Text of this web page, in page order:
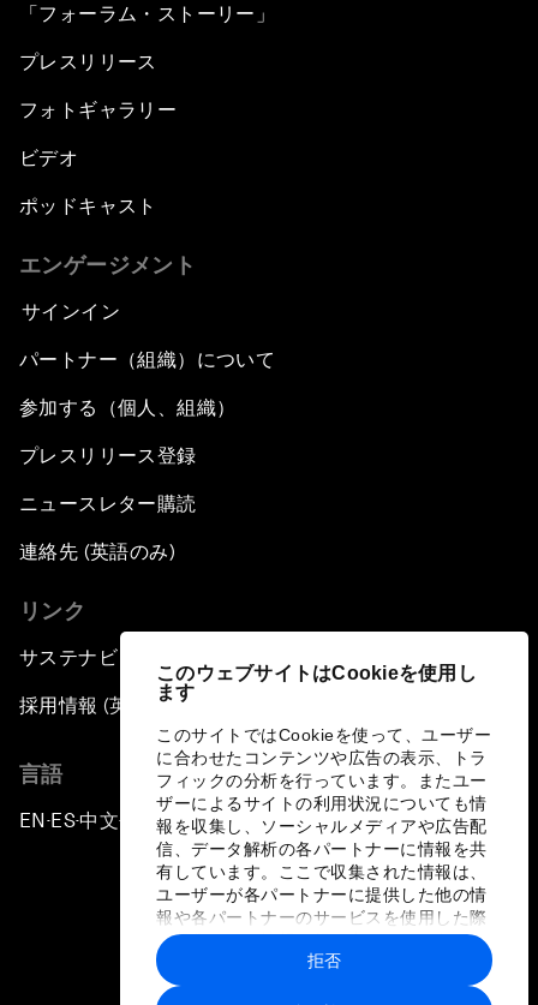
このウェブサイトはCookieを使用し
ます
このサイトではCookieを使って、ユーザー
に合わせたコンテンツや広告の表示、トラ
フィックの分析を行っています。またユー
ザーによるサイトの利用状況についても情
報を収集し、ソーシャルメディアや広告配
信、データ解析の各パートナーに情報を共
有しています。ここで収集された情報は、
ユーザーが各パートナーに提供した他の情
報や各パートナーのサービスを使用した際
に収集された情報と組み合わされ、各パー
トナーによって使用されることがありま
す。
拒否
「フォーラム・ストーリー」
プレスリリース
フォトギャラリー
ビデオ
ポッドキャスト
エンゲージメント
サインイン
パートナー（組織）について
参加する（個人、組織）
プレスリリース登録
ニュースレター購読
連絡先 (英語のみ)
リンク
サステナビリティへの取り組み
採用情報 (英語のみ)
言語
EN ▪ES▪中文▪ 日本語
プライバシーポリシーと利用規約